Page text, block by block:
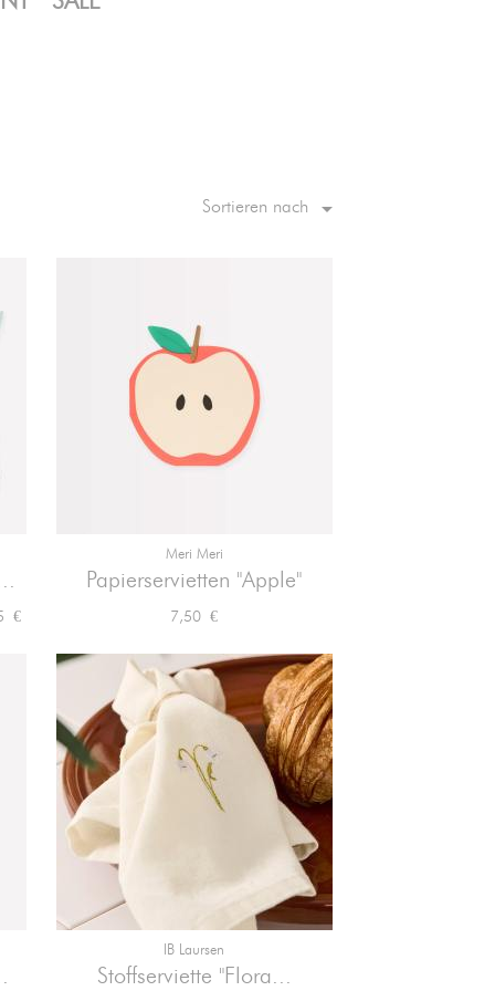
Sortieren nach 
€
Meri Meri
Papierservietten "Apple"
Preis
7,50 €
Vorschau
IB Laursen
Stoffserviette "Flora...
Vorschau